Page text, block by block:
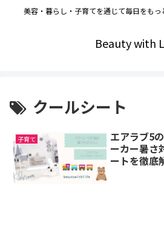
美容・暮らし・子育てを通じて毎日をも
Beauty with
クールシート
子育て
エアラブ5
ーカー暑さ
ートを徹底